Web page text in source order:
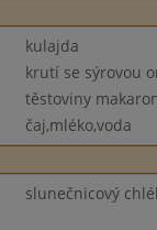
kulajda
krutí se sýrovou
těstoviny
čaj,mléko,voda
slunečnicový